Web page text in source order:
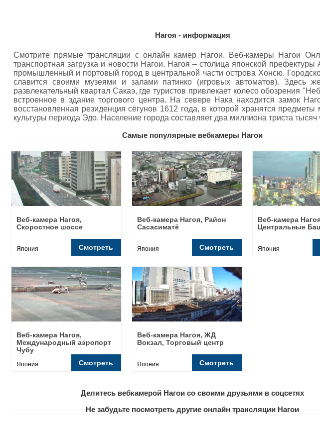
Нагоя - информация
Смотрите прямые трансляции с онлайн камер Нагои. Веб-камеры Нагои
транспортная загрузка и новости Нагои. Нагоя – столица японской префектуры
промышленный и портовый город в центральной части острова Хонсю.
славится своими музеями и залами патинко (игровых автоматов). Здесь
развлекательный квартал Сакаэ, где туристов привлекает колесо обозрения
встроенное в здание торгового центра. На севере Нака находится замок
восстановленная резиденция сёгунов 1612 года, в которой хранятся предметы
культуры периода Эдо. Население города составляет два миллиона триста тысяч
Самые популярные вебкамеры Нагои
Веб-камера Нагоя,
Скоростное шоссе
Япония Смотреть
Веб-камера Нагоя, Район
Сасасиматё
Япония Смотреть
Веб-камера
Центральные
Япония
Веб-камера Нагоя,
Международный аэропорт
Чубу
Япония Смотреть
Веб-камера Нагоя, ЖД
Вокзал, Торговый центр
Япония Смотреть
Делитесь вебкамерой Нагои со своими друзьями в соцсетях
Не забудьте посмотреть другие онлайн трансляции Нагои